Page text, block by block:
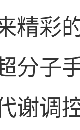
精彩
分子
谢调